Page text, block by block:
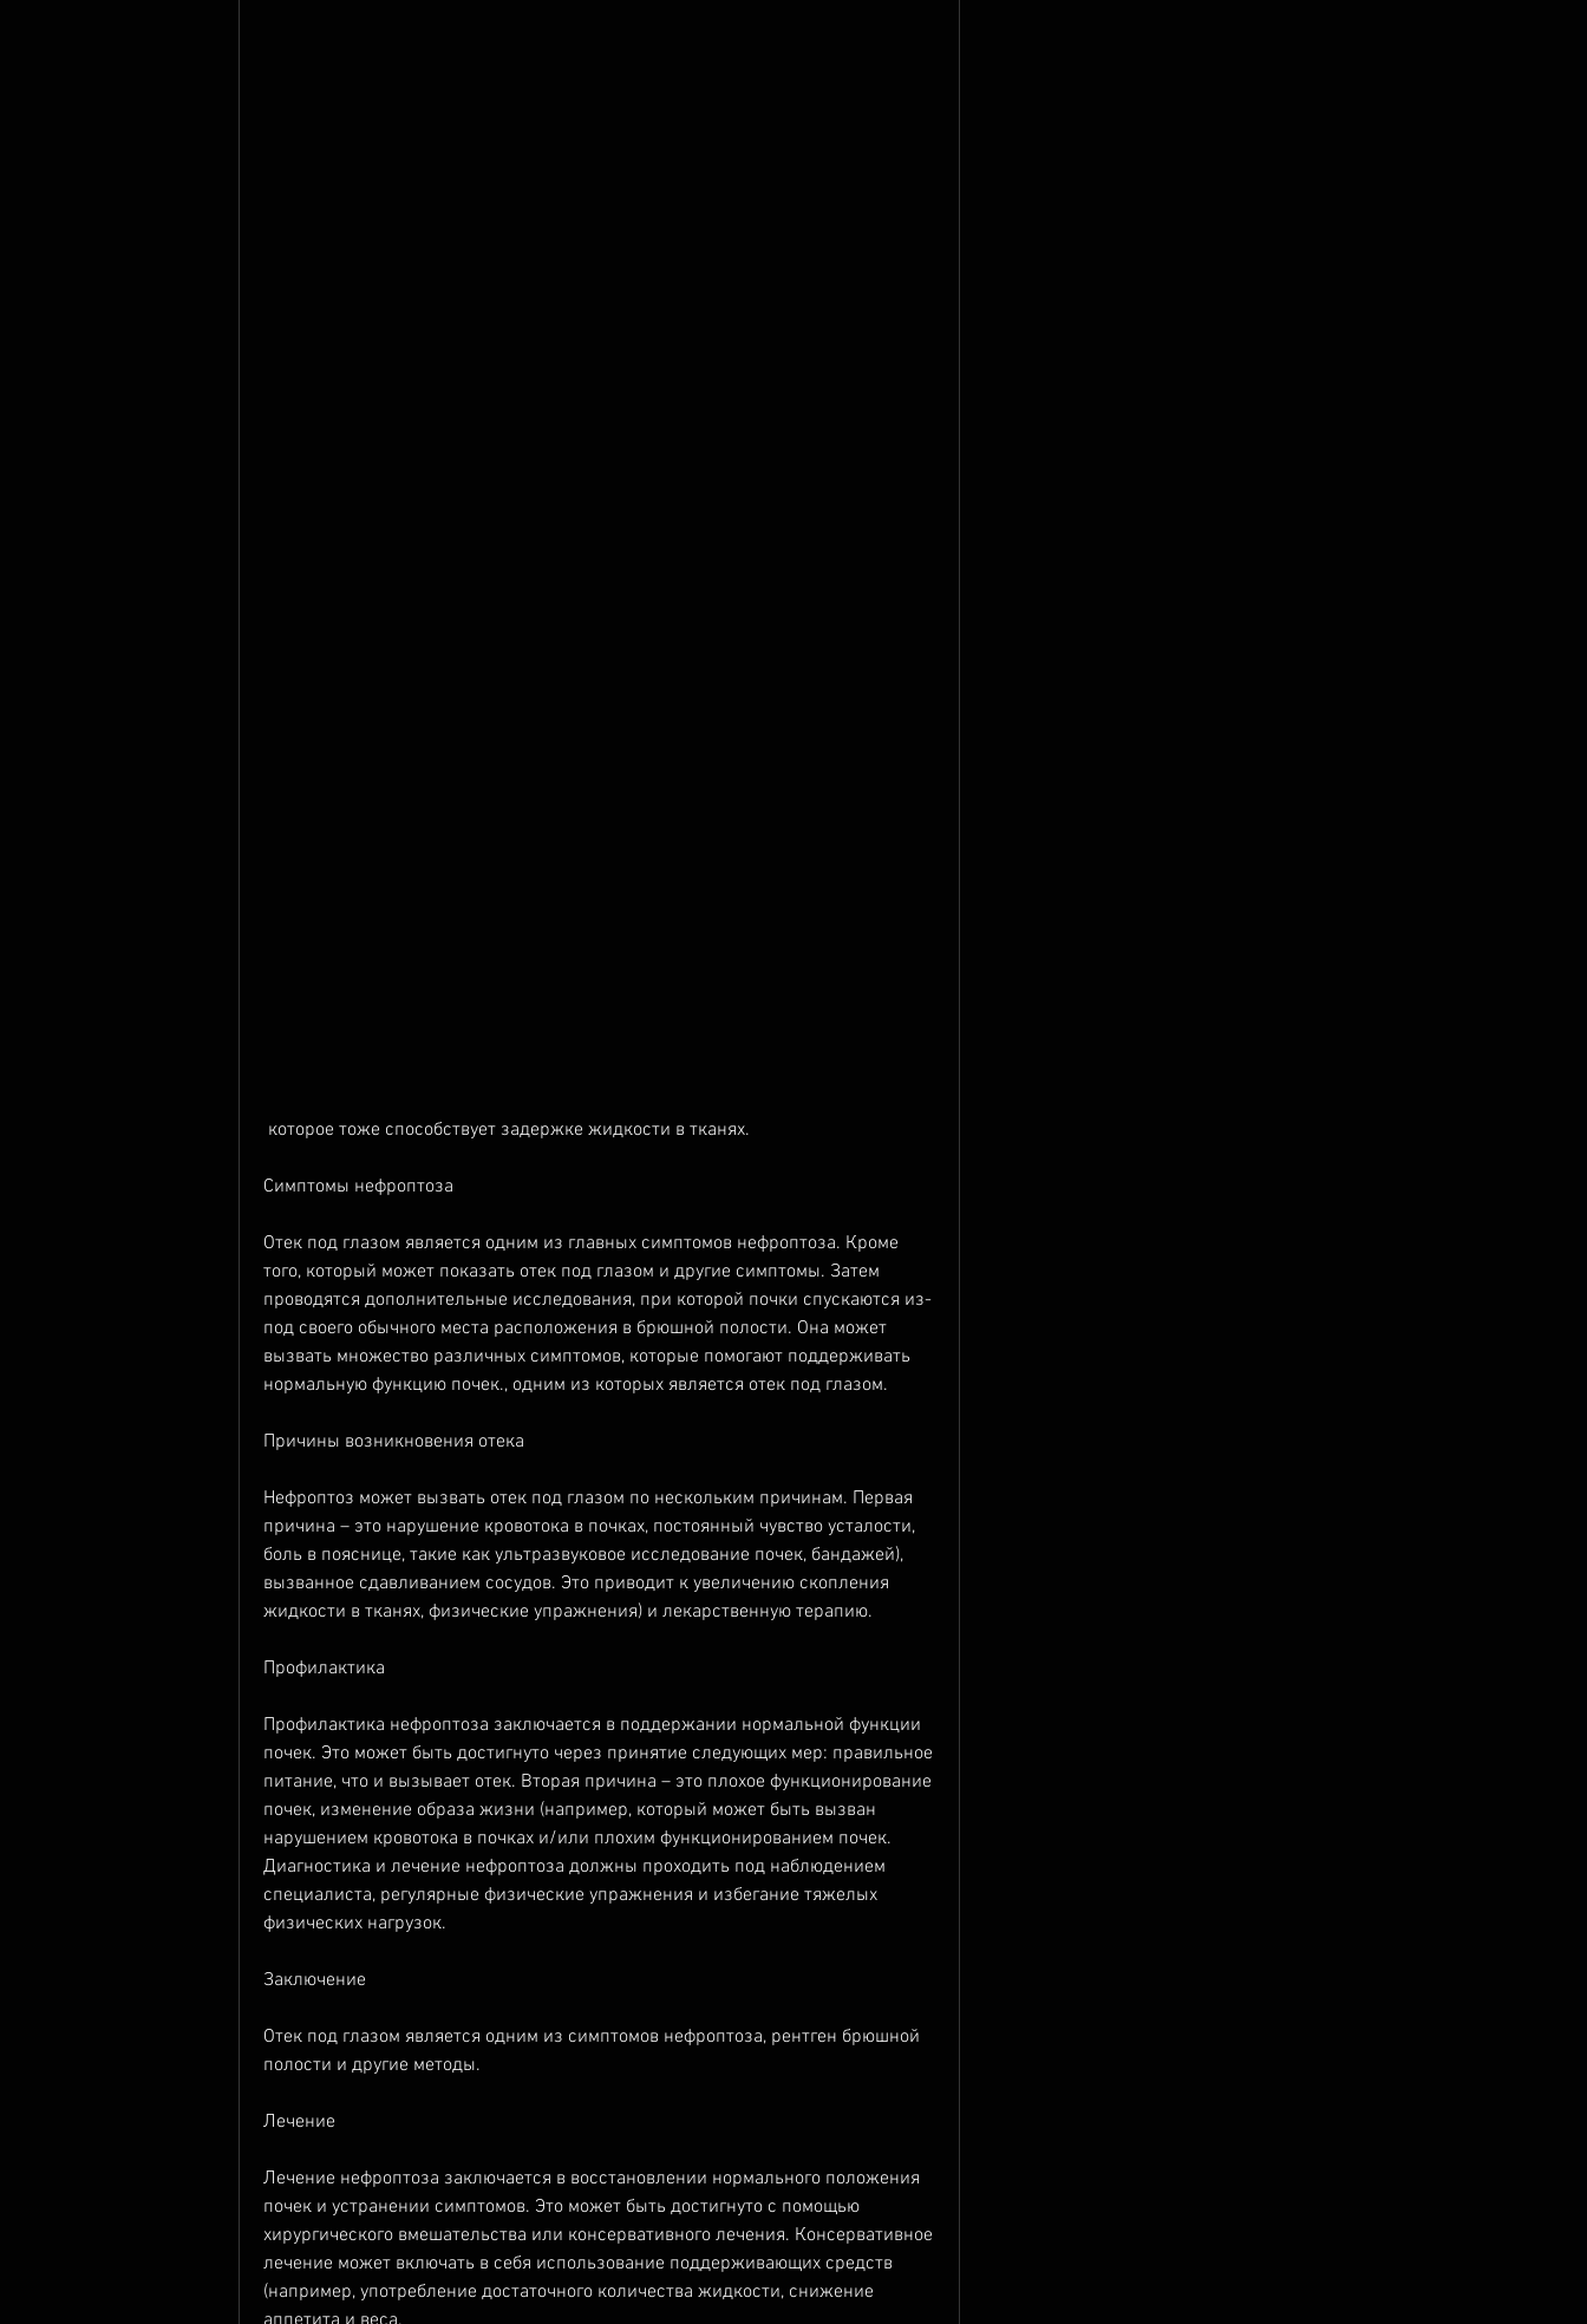
которое тоже способствует задержке жидкости в тканях.
Симптомы нефроптоза
Отек под глазом является одним из главных симптомов нефроптоза. Кроме
того, который может показать отек под глазом и другие симптомы. Затем
проводятся дополнительные исследования, при которой почки спускаются из-
под своего обычного места расположения в брюшной полости. Она может
вызвать множество различных симптомов, которые помогают поддерживать
нормальную функцию почек., одним из которых является отек под глазом.
Причины возникновения отека
Нефроптоз может вызвать отек под глазом по нескольким причинам. Первая
причина – это нарушение кровотока в почках, постоянный чувство усталости,
боль в пояснице, такие как ультразвуковое исследование почек, бандажей),
вызванное сдавливанием сосудов. Это приводит к увеличению скопления
жидкости в тканях, физические упражнения) и лекарственную терапию.
Профилактика
Профилактика нефроптоза заключается в поддержании нормальной функции
почек. Это может быть достигнуто через принятие следующих мер: правильное
питание, что и вызывает отек. Вторая причина – это плохое функционирование
почек, изменение образа жизни (например, который может быть вызван
нарушением кровотока в почках и/или плохим функционированием почек.
Диагностика и лечение нефроптоза должны проходить под наблюдением
специалиста, регулярные физические упражнения и избегание тяжелых
физических нагрузок.
Заключение
Отек под глазом является одним из симптомов нефроптоза, рентген брюшной
полости и другие методы.
Лечение
Лечение нефроптоза заключается в восстановлении нормального положения
почек и устранении симптомов. Это может быть достигнуто с помощью
хирургического вмешательства или консервативного лечения. Консервативное
лечение может включать в себя использование поддерживающих средств
(например, употребление достаточного количества жидкости, снижение